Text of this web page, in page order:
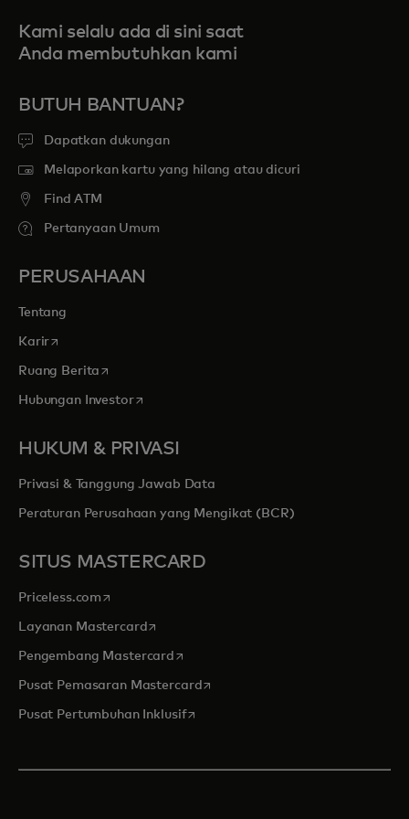
Kami selalu ada di sini saat
Anda membutuhkan kami
BUTUH BANTUAN?
Dapatkan dukungan
Melaporkan kartu yang hilang atau dicuri
Find ATM
Pertanyaan Umum
PERUSAHAAN
Tentang
Kariropens in a new tab
Ruang Berita opens in a new tab
Hubungan Investoropens in a new tab
HUKUM & PRIVASI
Privasi & Tanggung Jawab Data
Peraturan Perusahaan yang Mengikat (BCR)
SITUS MASTERCARD
Priceless.com opens in a new tab
Layanan Mastercardopens in a new tab
Pengembang Mastercard opens in a new tab
Pusat Pemasaran Mastercardopens in a new tab
Pusat Pertumbuhan Inklusifopens in a new tab